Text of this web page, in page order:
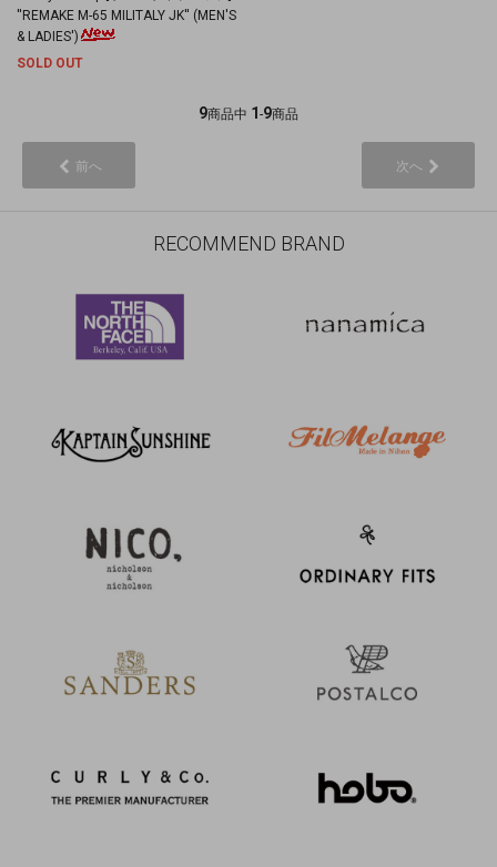
''REMAKE M-65 MILITALY JK'' (MEN'S
& LADIES')
SOLD OUT
9商品中 1 -9商品
前へ 次へ
RECOMMEND BRAND